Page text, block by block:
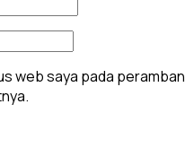
web saya pada peramban